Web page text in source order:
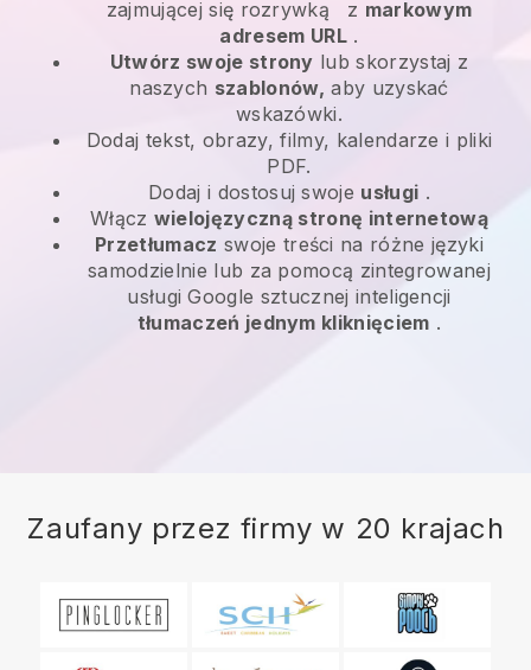
zajmującej się rozrywką
z markowym
adresem URL.
Utwórz swoje strony lub skorzystaj z
naszych szablonów, aby uzyskać
wskazówki.
Dodaj tekst, obrazy, filmy, kalendarze i pliki
PDF.
Dodaj i dostosuj swoje usługi .
Włącz wielojęzyczną stronę internetową
Przetłumacz swoje treści na różne języki
samodzielnie lub za pomocą zintegrowanej
usługi Google sztucznej inteligencji
tłumaczeń jednym kliknięciem .
Zaufany przez firmy w 20 krajach